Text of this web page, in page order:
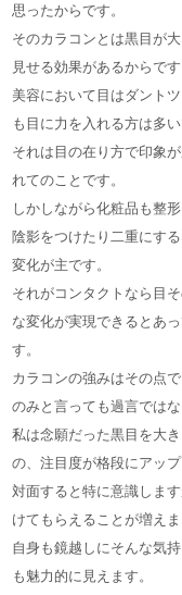
思ったからです。
そのカラコンとは黒目が
見せる効果があるからです
美容において目はダント
も目に力を入れる方は多い
それは目の在り方で印象
れてのことです。
しかしながら化粧品も整
陰影をつけたり二重にす
変化が主です。
それがコンタクトなら目
な変化が実現できるとあ
す。
カラコンの強みはその点
のみと言っても過言ではな
私は念願だった黒目を大
の、注目度が格段にアップ
対面すると特に意識しま
けてもらえることが増えま
自身も鏡越しにそんな気
も魅力的に見えます。